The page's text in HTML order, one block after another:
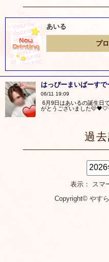
あいる
プ
はっぴーまいばーすで
06/11 19:09
6月9日はあいるの誕生日
がとうございました
過
表示： スマ
Copyright© やす